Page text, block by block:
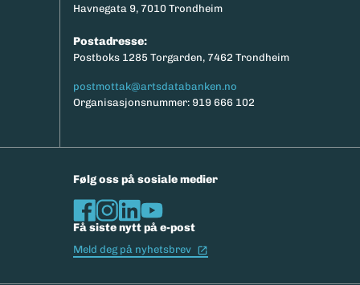
Havnegata 9, 7010 Trondheim
Postadresse:
Postboks 1285 Torgarden, 7462 Trondheim
postmottak@artsdatabanken.no
Organisasjonsnummer: 919 666 102
Følg oss på sosiale medier
Få siste nytt på e-post
Meld deg på nyhetsbrev